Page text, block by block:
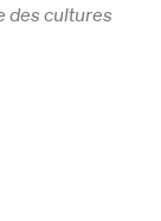
des cultures